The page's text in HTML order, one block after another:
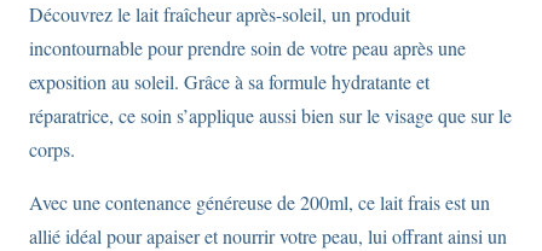
de
200ml
Découvrez le lait fraîcheur après-soleil, un produit
incontournable pour prendre soin de votre peau après une
exposition au soleil. Grâce à sa formule hydratante et
réparatrice, ce soin s’applique aussi bien sur le visage que sur le
corps.
Avec une contenance généreuse de 200ml, ce lait frais est un
allié idéal pour apaiser et nourrir votre peau, lui offrant ainsi un